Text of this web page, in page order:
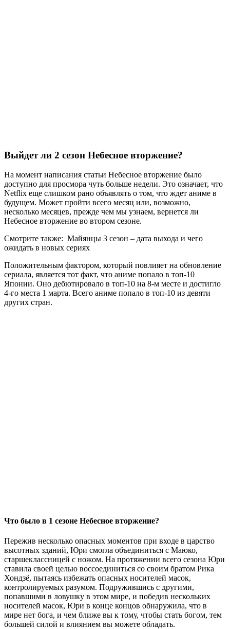
Выйдет ли 2 сезон Небесное вторжение?
На момент написания статьи Небесное вторжение было
доступно для просмора чуть больше недели. Это означает, что
Netflix еще слишком рано объявлять о том, что ждет аниме в
будущем. Может пройти всего месяц или, возможно,
несколько месяцев, прежде чем мы узнаем, вернется ли
Небесное вторжение во втором сезоне.
Смотрите также: Майянцы 3 сезон – дата выхода и чего
ожидать в новых сериях
Положительным фактором, который повлияет на обновление
сериала, является тот факт, что аниме попало в топ-10
Японии. Оно дебютировало в топ-10 на 8-м месте и достигло
4-го места 1 марта. Всего аниме попало в топ-10 из девяти
других стран.
Что было в 1 сезоне Небесное вторжение?
Пережив несколько опасных моментов при входе в царство
высотных зданий, Юри смогла объединиться с Маюко,
старшеклассницей с ножом. На протяжении всего сезона Юри
ставила своей целью воссоединиться со своим братом Рика
Хондзё, пытаясь избежать опасных носителей масок,
контролируемых разумом. Подружившись с другими,
попавшими в ловушку в этом мире, и победив нескольких
носителей масок, Юри в конце концов обнаружила, что в
мире нет бога, и чем ближе вы к тому, чтобы стать богом, тем
большей силой и влиянием вы можете обладать.